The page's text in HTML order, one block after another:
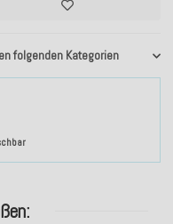
folgenden Kategorien